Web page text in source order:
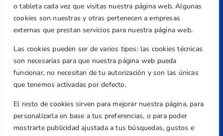
o tableta cada vez que visitas nuestra página web. Algunas
cookies son nuestras y otras pertenecen a empresas
externas que prestan servicios para nuestra página web.
Las cookies pueden ser de varios tipos: las cookies técnicas
son necesarias para que nuestra página web pueda
funcionar, no necesitan de tu autorización y son las únicas
que tenemos activadas por defecto.
El resto de cookies sirven para mejorar nuestra página, para
personalizarla en base a tus preferencias, o para poder
mostrarte publicidad ajustada a tus búsquedas, gustos e
Centre de L´Esport, Carrer d'Isaac Peral i
Caballero, Nº 5, Despachos 2 y 3, 46980,
Valencia
+34 961 367 799
Email
federacion@golfcv.com
Aviso Legal
Política de Privacidad